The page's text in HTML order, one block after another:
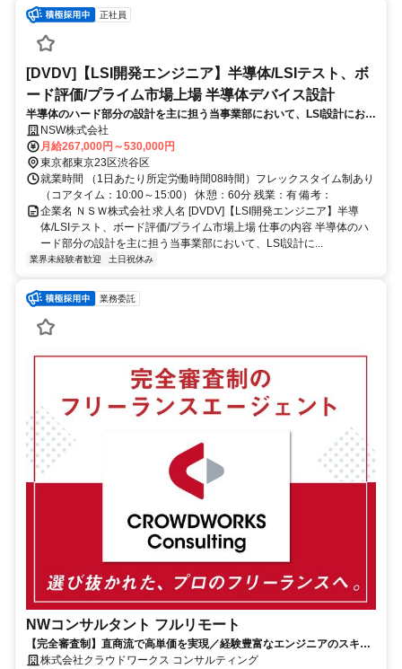
正社員
[DVDV]【LSI開発エンジニア】半導体/LSIテスト、ボ
ード評価/プライム市場上場 半導体デバイス設計
半導体のハード部分の設計を主に担う当事業部において、LSI設計におけ
る、主にLSIテスト、ボード評価の工程における下記のような業務をお任
せいたします。
NSW株式会社
月給267,000円～530,000円
東京都東京23区渋谷区
就業時間 （1日あたり所定労働時間08時間）フレックスタイム制あり
（コアタイム：10:00～15:00） 休憩：60分 残業：有 備考：
企業名 ＮＳＷ株式会社 求人名 [DVDV]【LSI開発エンジニア】半導
体/LSIテスト、ボード評価/プライム市場上場 仕事の内容 半導体のハ
ード部分の設計を主に担う当事業部において、LSI設計に...
業界未経験者歓迎 土日祝休み
業務委託
NWコンサルタント フルリモート
【完全審査制】直商流で高単価を実現／経験豊富なエンジニアのスキル
に合致した案件を多数保有
株式会社クラウドワークス コンサルティング